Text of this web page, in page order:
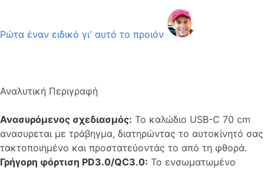
Ρώτα έναν ειδικό γι’ αυτό το προιόν
Αναλυτική Περιγραφή
Ανασυρόμενος σχεδιασμός: Το καλώδιο USB-C 70 cm
ανασυρεται με τράβηγμα, διατηρώντας το αυτοκίνητό σας
τακτοποιημένο και προστατεύοντάς το από τη φθορά.
Γρήγορη φόρτιση PD3.0/QC3.0: Το ενσωματωμένο